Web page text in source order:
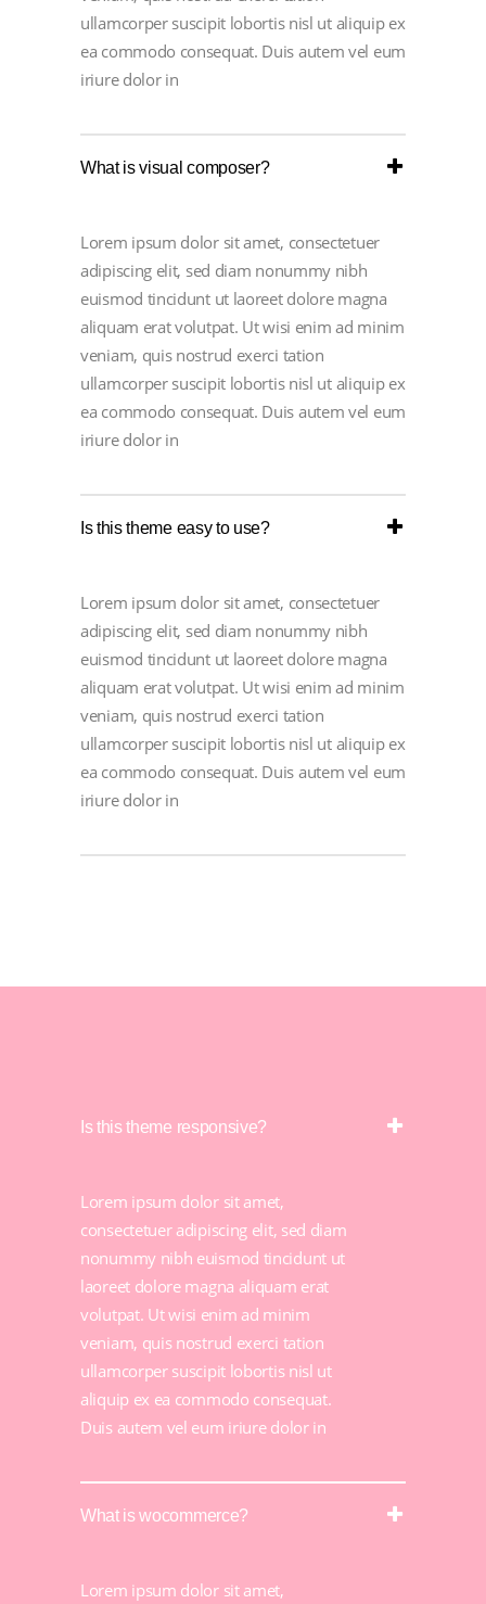
ullamcorper suscipit lobortis nisl ut aliquip ex
ea commodo consequat. Duis autem vel eum
iriure dolor in
What is visual composer?
Lorem ipsum dolor sit amet, consectetuer
adipiscing elit, sed diam nonummy nibh
euismod tincidunt ut laoreet dolore magna
aliquam erat volutpat. Ut wisi enim ad minim
veniam, quis nostrud exerci tation
ullamcorper suscipit lobortis nisl ut aliquip ex
ea commodo consequat. Duis autem vel eum
iriure dolor in
Is this theme easy to use?
Lorem ipsum dolor sit amet, consectetuer
adipiscing elit, sed diam nonummy nibh
euismod tincidunt ut laoreet dolore magna
aliquam erat volutpat. Ut wisi enim ad minim
veniam, quis nostrud exerci tation
ullamcorper suscipit lobortis nisl ut aliquip ex
ea commodo consequat. Duis autem vel eum
iriure dolor in
Is this theme responsive?
Lorem ipsum dolor sit amet,
consectetuer adipiscing elit, sed diam
nonummy nibh euismod tincidunt ut
laoreet dolore magna aliquam erat
volutpat. Ut wisi enim ad minim
veniam, quis nostrud exerci tation
ullamcorper suscipit lobortis nisl ut
aliquip ex ea commodo consequat.
Duis autem vel eum iriure dolor in
What is wocommerce?
Lorem ipsum dolor sit amet,